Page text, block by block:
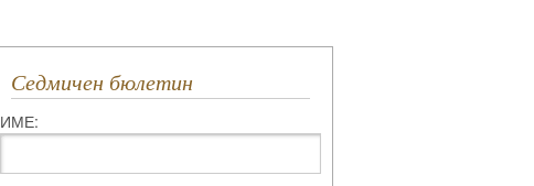
Седмичен бюлетин
ИМЕ: